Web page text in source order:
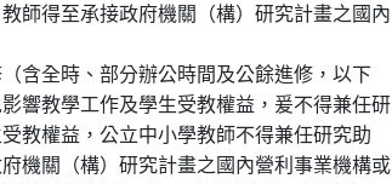
教師得至承接政府機關（構）研究計畫之國內
含全時、部分辦公時間及公餘進修，以下
響教學工作及學生受教權益，爰不得兼任研
教權益，公立中小學教師不得兼任研究助
機關（構）研究計畫之國內營利事業機構或